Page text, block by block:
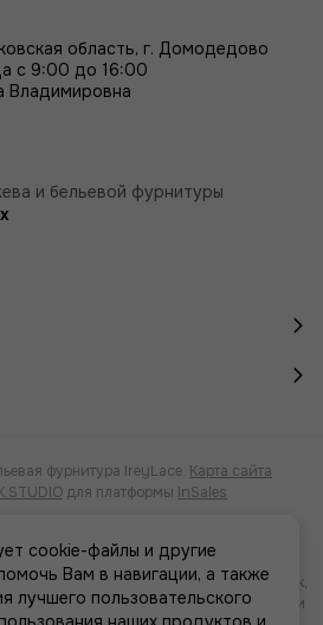
область, г. Домодедово
с 9:00 до 16:00
Владимировна
и бельевой фурнитуры
фурнитура IreyLace. Карта сайта
для платформы InSales
информация, касающаяся характеристик,
носит информационный характер и ни при
cookie-файлы и другие
Вам в навигации, а также
лучшего пользовательского